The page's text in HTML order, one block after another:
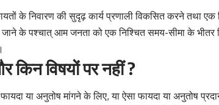
के निवारण की सुदृढ़ कार्य प्रणाली विकसित करने तथा
जाने के पश्चात् आम जनता को एक निश्चित समय-सीमा के
किन विषयों पर नहीं ?
या अनुतोष मांगने के लिए, या ऐसा फायदा या अनुतोष